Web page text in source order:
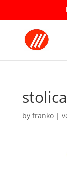
by franko|